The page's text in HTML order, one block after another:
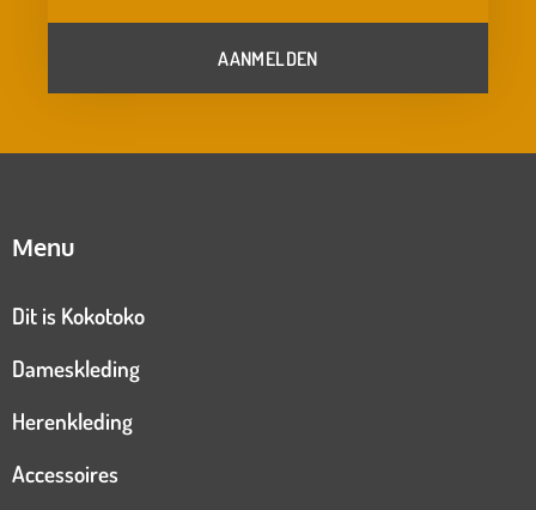
AANMELDEN
Menu
Dit is Kokotoko
Dameskleding
Herenkleding
Accessoires